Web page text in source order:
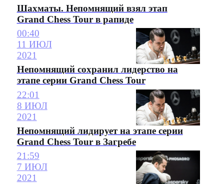
Шахматы. Непомнящий взял этап
Grand Chess Tour в рапиде
00:40
11 ИЮЛ
2021
Непомнящий сохранил лидерство на
этапе серии Grand Chess Tour
22:01
8 ИЮЛ
2021
Непомнящий лидирует на этапе серии
Grand Chess Tour в Загребе
21:59
7 ИЮЛ
2021